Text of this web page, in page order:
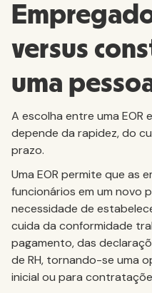
versus
uma
A escolha entre uma EOR
depende da rapidez, do
prazo.
Uma EOR permite que as
funcionários em um novo
necessidade de
cuida da conformidade
pagamento, das
de RH, tornando-se uma
inicial ou para